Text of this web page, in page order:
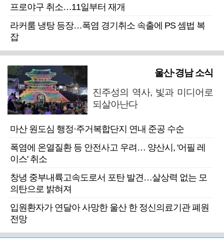
프로야구 취소…11일부터 재개
라커룸 냉탕 등장…폭염 경기취소 속출에 PS 셈법 복
잡
울산·경남 소식
진주성의 역사, 빛과 미디어로
되살아난다
마산 원도심 행정·주거복합단지 연내 준공 수순
폭염에 온열질환 등 안전사고 우려… 양산시, '어필 레
이스' 취소
창녕 중부내륙고속도로서 포탄 발견…살상력 없는 모
의탄으로 밝혀져
입원환자가 연달아 사망한 울산 한 정신의료기관 폐원
전망